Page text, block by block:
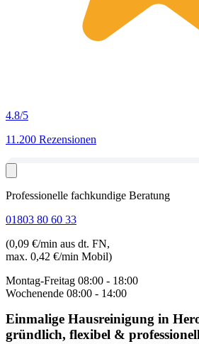
4.8/5
11.200 Rezensionen
Professionelle fachkundige Beratung
01803 80 60 33
(0,09 €/min aus dt. FN,
max. 0,42 €/min Mobil)
Montag-Freitag 08:00 - 18:00
Wochenende 08:00 - 14:00
Einmalige Hausreinigung in
gründlich, flexibel &